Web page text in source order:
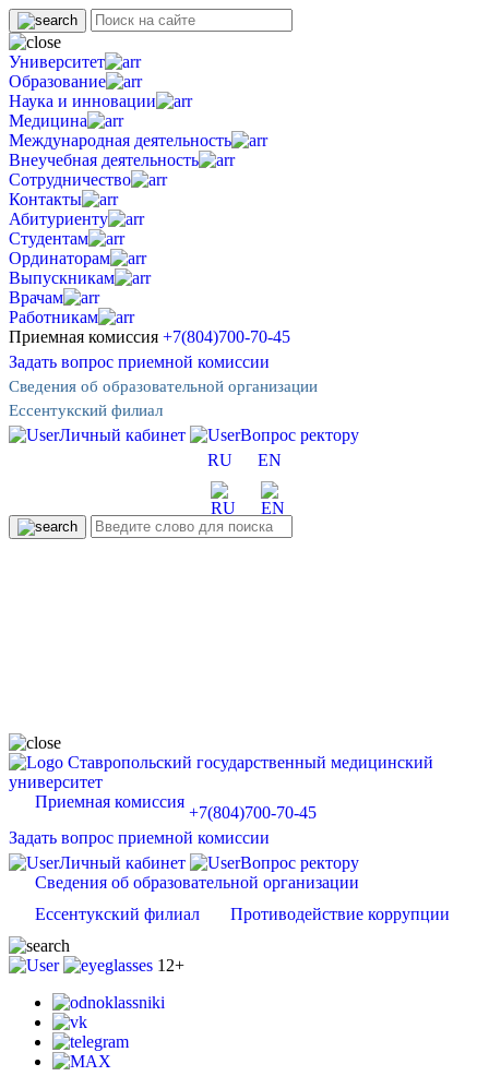
Университет
Образование
Наука и инновации
Медицина
Международная деятельность
Внеучебная деятельность
Сотрудничество
Контакты
Абитуриенту
Студентам
Ординаторам
Выпускникам
Врачам
Работникам
Приемная комиссия +7(804)700-70-45
Задать вопрос приемной комиссии
Сведения об образовательной организации
Ессентукский филиал
Личный кабинет
Вопрос ректору
RU
EN
Ставропольский государственный медицинский
университет
Приемная комиссия
+7(804)700-70-45
Задать вопрос приемной комиссии
Личный кабинет
Вопрос ректору
Сведения об образовательной организации
Ессентукский филиал
Противодействие коррупции
12+